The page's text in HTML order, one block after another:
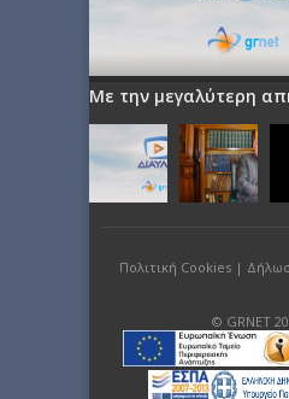
Με την μεγαλύτερη
Πολιτική Cookies|
© GRNET